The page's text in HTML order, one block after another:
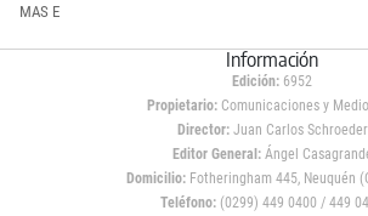
MAS E
Información
Edición: 6952
Propietario:Comunicaciones y
Director: Juan Carlos Schroeder
Editor General:Ángel
Domicilio:Fotheringham 445, Neuquén
Teléfono: (0299) 449 0400 / 449